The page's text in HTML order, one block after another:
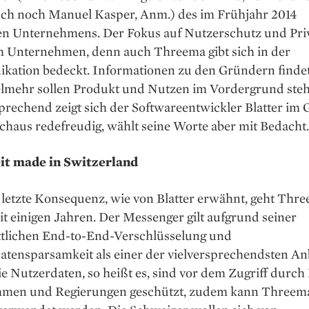
noch Manuel Kasper, Anm.) des im Frühjahr 2014
Unternehmens. Der Fokus auf Nutzerschutz und
Unternehmen, denn auch Threema gibt sich in der
bedeckt. Informationen zu den Gründern
sollen Produkt und Nutzen im Vordergrund
zeigt sich der Softwareentwickler Blatter im
redefreudig, wählt seine Worte aber mit Bedacht.
made in Switzerland
Konsequenz, wie von Blatter erwähnt, geht
einigen Jahren. Der Messenger gilt aufgrund seiner
End-to-End-Verschlüsselung und
als einer der vielversprechendsten
Nutzer­daten, so heißt es, sind vor dem Zugriff durch
und Regierungen geschützt, zudem kann